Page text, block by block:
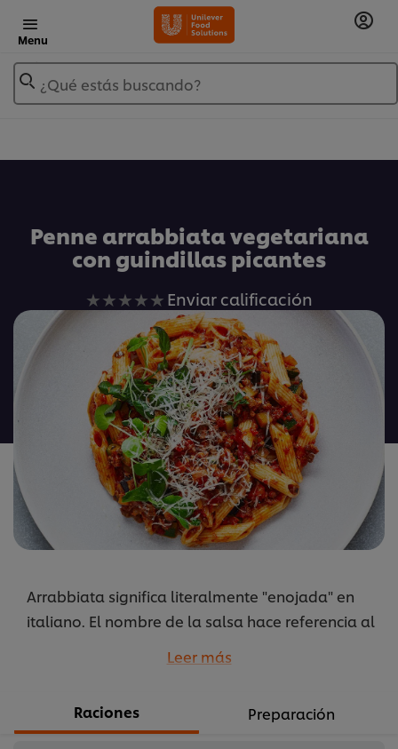
Menu
¿Qué estás buscando?
Penne arrabbiata vegetariana
con guindillas picantes
No
se
han
enviado
calificaciones
para
este
recipe
Enviar calificación
Arrabbiata significa literalmente "enojada" en
italiano. El nombre de la salsa hace referencia al
Leer más
Raciones Preparación